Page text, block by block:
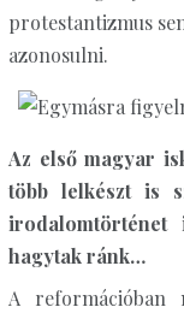
protestantizmus
azonosulni.
Az első magyar
több lelkészt is
irodalomtörténet
hagytak ránk…
A reformációban